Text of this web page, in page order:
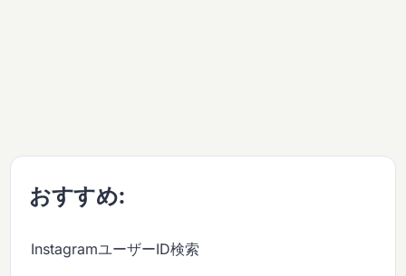
おすすめ:
InstagramユーザーID検索